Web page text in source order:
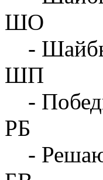
ШО
-
ШП
-
РБ
-